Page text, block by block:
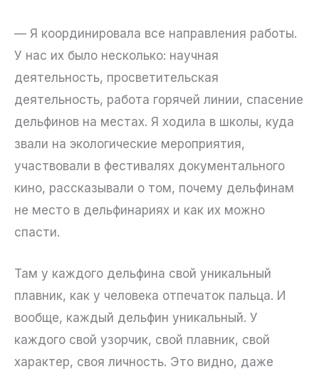
— Я координировала все направления работы.
У нас их было несколько: научная
деятельность, просветительская
деятельность, работа горячей линии, спасение
дельфинов на местах. Я ходила в школы, куда
звали на экологические мероприятия,
участвовали в фестивалях документального
кино, рассказывали о том, почему дельфинам
не место в дельфинариях и как их можно
спасти.
Там у каждого дельфина свой уникальный
плавник, как у человека отпечаток пальца. И
вообще, каждый дельфин уникальный. У
каждого свой узорчик, свой плавник, свой
характер, своя личность. Это видно, даже